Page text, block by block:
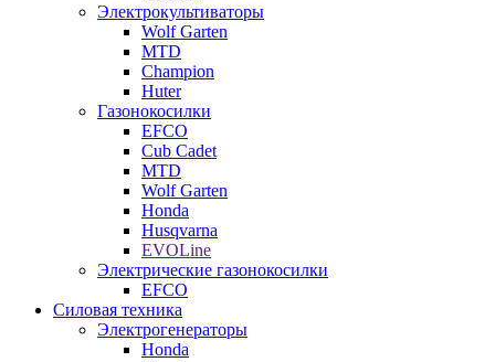
Электрокультиваторы
Wolf Garten
MTD
Champion
Huter
Газонокосилки
EFCO
Cub Cadet
MTD
Wolf Garten
Honda
Husqvarna
EVOLine
Электрические газонокосилки
EFCO
Силовая техника
Электрогенераторы
Honda